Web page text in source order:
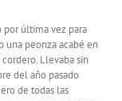
por última vez para
una peonza acabé en
Llevaba sin
del año pasado
de todas las